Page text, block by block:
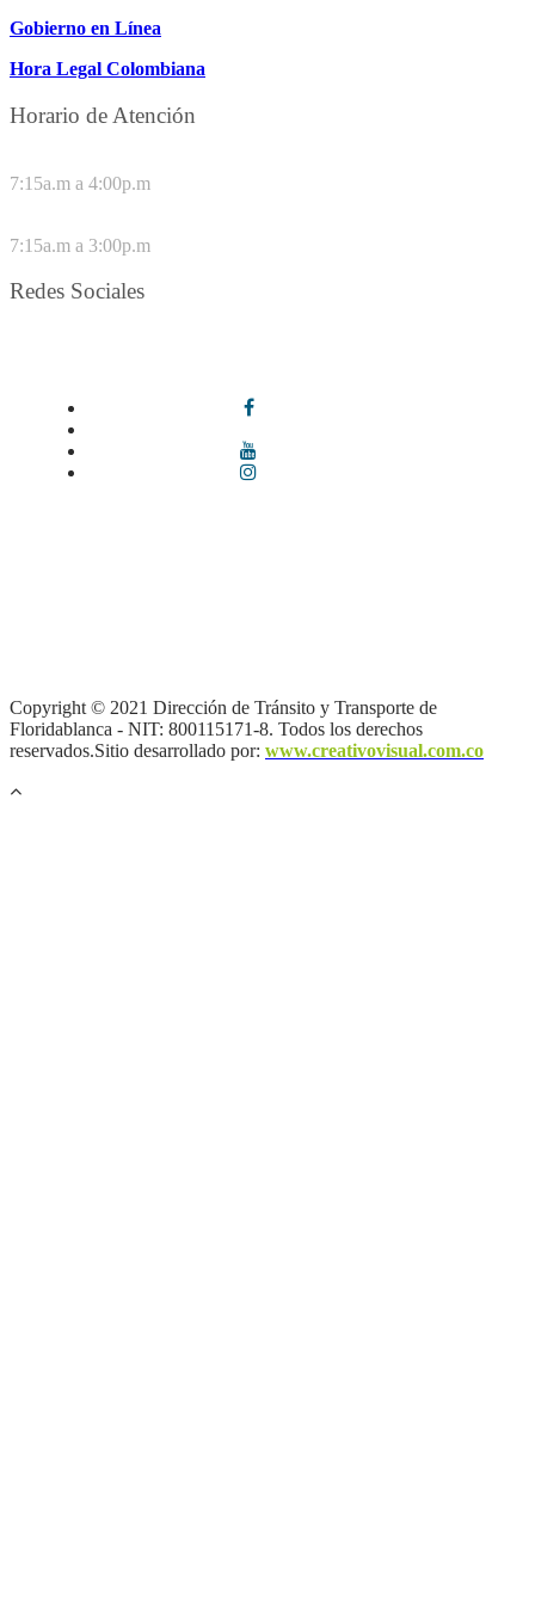
Gobierno en Línea
Hora Legal Colombiana
Horario de Atención
7:15a.m a 4:00p.m
7:15a.m a 3:00p.m
Redes Sociales
Copyright © 2021 Dirección de Tránsito y Transporte de
Floridablanca - NIT: 800115171-8. Todos los derechos
reservados.Sitio desarrollado por: www.creativovisual.com.co